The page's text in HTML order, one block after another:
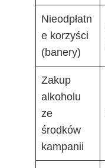
Nieodpłatn
e korzyści
(banery)
Zakup
alkoholu
ze
środków
kampanii